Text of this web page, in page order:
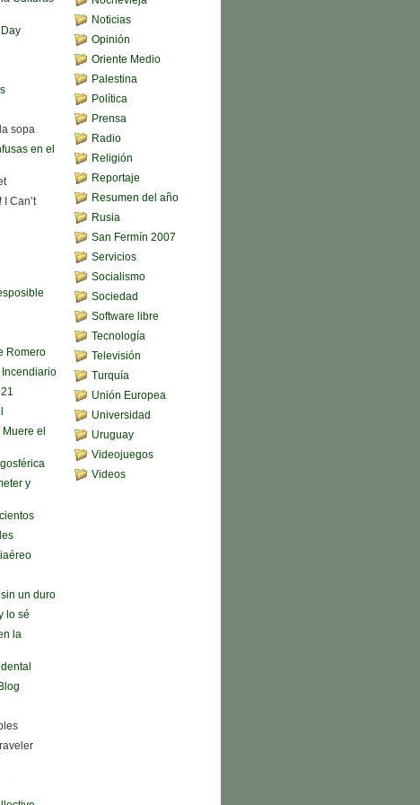
sopa
en el
I Can’t
Romero
Muere el
y
un duro
lo sé
la
Noticias
Opinión
Oriente Medio
Palestina
Política
Prensa
Radio
Religión
Reportaje
Resumen del año
Rusia
San Fermín 2007
Servicios
Socialismo
Sociedad
Software libre
Tecnología
Televisión
Turquía
Unión Europea
Universidad
Uruguay
Videojuegos
Videos